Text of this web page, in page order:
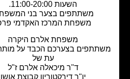
משתתפים בצער בני המשפחה,
משפחת המרכז האקדמי פרס.
משפחת אלרם היקרה
בצערכם הכבד על מותה בטרם
ד"ר מיכאלה אלרם ז"ל
יו"ר דירקטוריון קבוצת אושן